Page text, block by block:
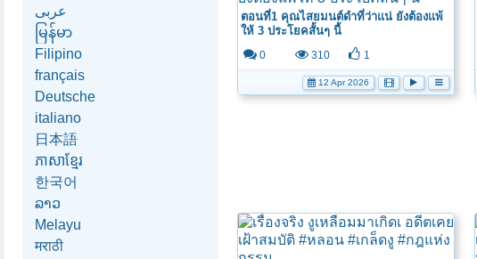
ตอนที่1 คุณไสยมนต์ดำที่ว่าแน่ ยังต้องแพ้
ให้ 3 ประโยคสั้นๆ นี้
0 310 1
12 Apr 2026
عربى
မြန်မာ
Filipino
français
Deutsche
italiano
日本語
ភាសាខ្មែរ
한국어
ລາວ
Melayu
मराठी